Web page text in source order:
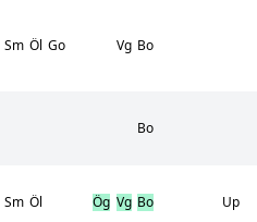
Sm Öl Go Vg Bo
Bo
Sm Öl Ög Vg Bo Up